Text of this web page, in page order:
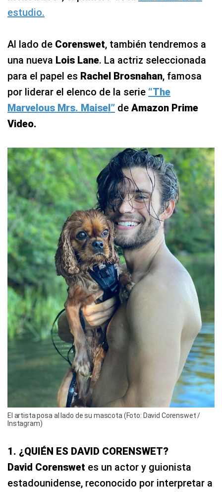
estudio.
Al lado de Corenswet, también tendremos a
una nueva Lois Lane. La actriz seleccionada
para el papel es Rachel Brosnahan, famosa
por liderar el elenco de la serie “The
Marvelous Mrs. Maisel” de Amazon Prime
Video.
El artista posa al lado de su mascota (Foto: David Corenswet /
Instagram)
1. ¿QUIÉN ES DAVID CORENSWET?
David Corenswet es un actor y guionista
estadounidense, reconocido por interpretar a